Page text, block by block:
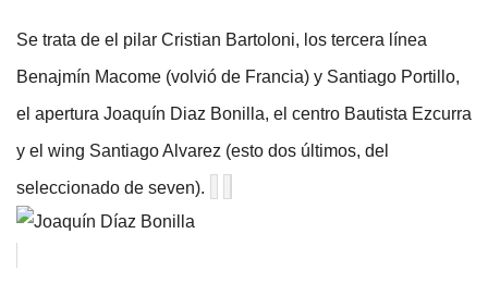
Se trata de el pilar Cristian Bartoloni, los tercera línea
Benajmín Macome (volvió de Francia) y Santiago Portillo,
el apertura Joaquín Diaz Bonilla, el centro Bautista Ezcurra
y el wing Santiago Alvarez (esto dos últimos, del
seleccionado de seven).